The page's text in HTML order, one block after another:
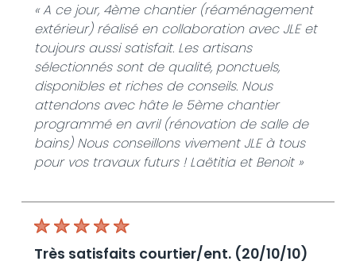
« A ce jour, 4ème chantier (réaménagement
extérieur) réalisé en collaboration avec JLE et
toujours aussi satisfait. Les artisans
sélectionnés sont de qualité, ponctuels,
disponibles et riches de conseils. Nous
attendons avec hâte le 5ème chantier
programmé en avril (rénovation de salle de
bains) Nous conseillons vivement JLE à tous
pour vos travaux futurs ! Laëtitia et Benoit »
très satisfaits courtier/ent. (20/10/10)